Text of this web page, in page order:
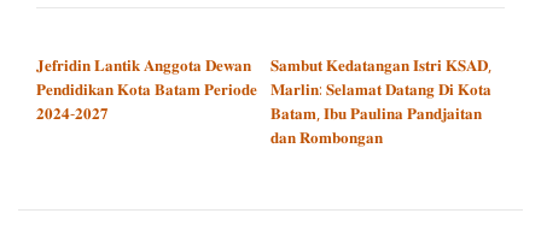
𝐉𝐞𝐟𝐫𝐢𝐝𝐢𝐧 𝐋𝐚𝐧𝐭𝐢𝐤 𝐀𝐧𝐠𝐠𝐨𝐭𝐚 𝐃𝐞𝐰𝐚𝐧
𝐏𝐞𝐧𝐝𝐢𝐝𝐢𝐤𝐚𝐧 𝐊𝐨𝐭𝐚 𝐁𝐚𝐭𝐚𝐦 𝐏𝐞𝐫𝐢𝐨𝐝𝐞
𝟐𝟎𝟐𝟒-𝟐𝟎𝟐𝟕
𝐒𝐚𝐦𝐛𝐮𝐭 𝐊𝐞𝐝𝐚𝐭𝐚𝐧𝐠𝐚𝐧 𝐈𝐬𝐭𝐫𝐢 𝐊𝐒𝐀𝐃,
𝐌𝐚𝐫𝐥𝐢𝐧: 𝐒𝐞𝐥𝐚𝐦𝐚𝐭 𝐃𝐚𝐭𝐚𝐧𝐠 𝐃𝐢 𝐊𝐨𝐭𝐚
𝐁𝐚𝐭𝐚𝐦, 𝐈𝐛𝐮 𝐏𝐚𝐮𝐥𝐢𝐧𝐚 𝐏𝐚𝐧𝐝𝐣𝐚𝐢𝐭𝐚𝐧
𝐝𝐚𝐧 𝐑𝐨𝐦𝐛𝐨𝐧𝐠𝐚𝐧